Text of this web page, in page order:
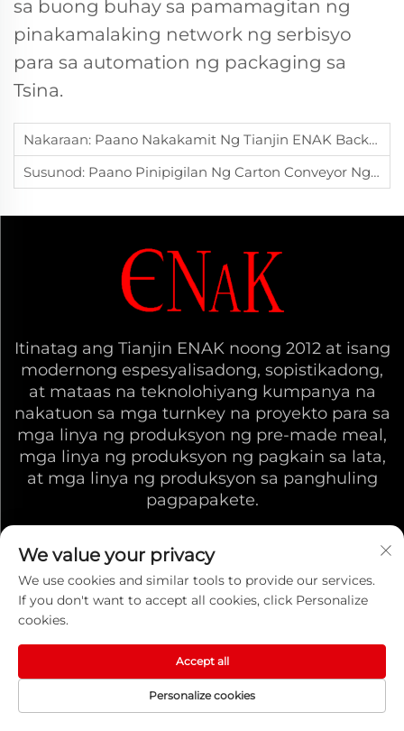
sa buong buhay sa pamamagitan ng
pinakamalaking network ng serbisyo
para sa automation ng packaging sa
Tsina.
Nakaraan: Paano Nakakamit Ng Tianjin ENAK Backend Packaging Line Ang Buong Automation?
Susunod: Paano Pinipigilan Ng Carton Conveyor Ng Tianjin ENAK Ang Mga Pagkakablock Habang Nagpapack Ng Mga Case Nang Mataas Na Bilis
Itinatag ang Tianjin ENAK noong 2012 at isang
modernong espesyalisadong, sopistikadong,
at mataas na teknolohiyang kumpanya na
nakatuon sa mga turnkey na proyekto para sa
mga linya ng produksyon ng pre-made meal,
mga linya ng produksyon ng pagkain sa lata,
at mga linya ng produksyon sa panghuling
pagpapakete.
MAKIPAG-UGNAYAN
Tirahan:
No. 10 Kaiyuan Road, Zhongbei Town, Tianjin, China
Tumawag Na:
We value your privacy
We use cookies and similar tools to provide our services.
If you don't want to accept all cookies, click Personalize
cookies.
Personalize cookies
Accept all